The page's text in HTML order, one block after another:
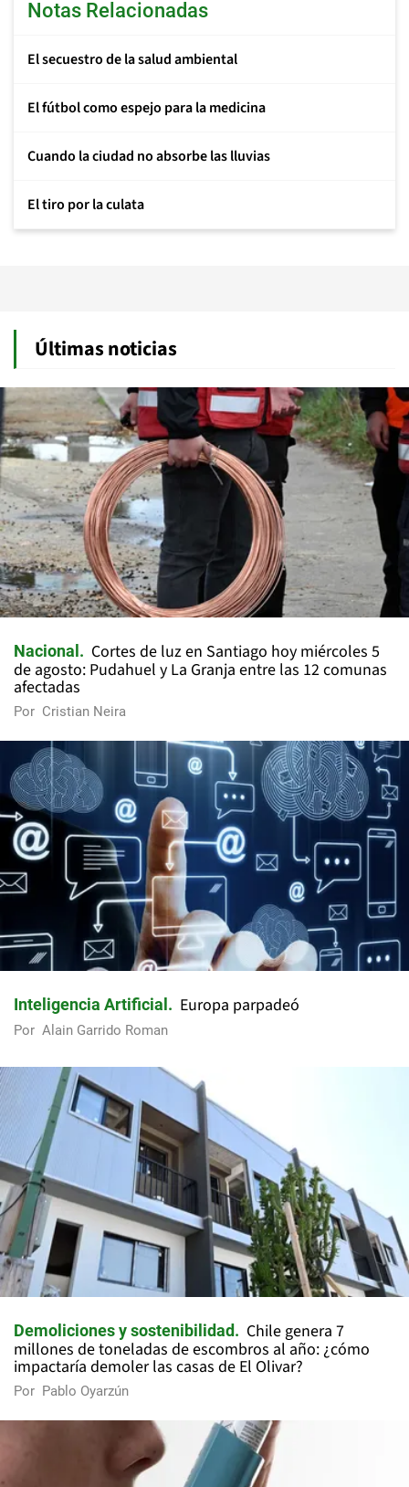
Notas Relacionadas
El secuestro de la salud ambiental
El fútbol como espejo para la medicina
Cuando la ciudad no absorbe las lluvias
El tiro por la culata
Últimas noticias
Nacional
Cortes de luz en Santiago hoy miércoles 5
de agosto: Pudahuel y La Granja entre las 12 comunas
afectadas
Por Cristian Neira
Inteligencia Artificial Europa parpadeó
Por Alain Garrido Roman
Demoliciones y sostenibilidad
Chile genera 7
millones de toneladas de escombros al año: ¿cómo
impactaría demoler las casas de El Olivar?
Por Pablo Oyarzún